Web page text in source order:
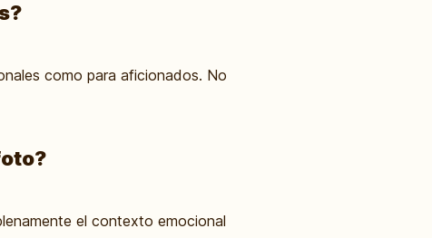
como para aficionados. No
el contexto emocional